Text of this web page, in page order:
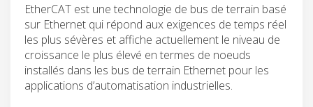
EtherCAT est une technologie de bus de terrain basé
sur Ethernet qui répond aux exigences de temps réel
les plus sévères et affiche actuellement le niveau de
croissance le plus élevé en termes de noeuds
installés dans les bus de terrain Ethernet pour les
applications d’automatisation industrielles.